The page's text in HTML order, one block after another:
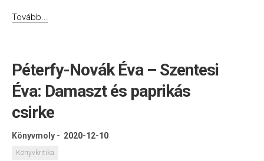
Tovább...
Péterfy-Novák Éva – Szentesi
Éva: Damaszt és paprikás
csirke
Könyvmoly - 2020-12-10
Könyvkritika